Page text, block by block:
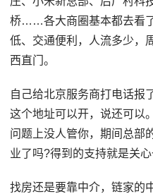
桥……各大商圈基本都去看
低、交通便利，人流多少，
西直门。
自己给北京服务商打电话报
这个地址可以开，说还可以
问题上没人管你，期间总部
业了吗?得到的支持就是关心
找房还是要靠中介，链家的